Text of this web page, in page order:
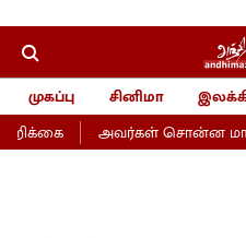
முகப்பு சினிமா
அவர்கள் சொன்ன